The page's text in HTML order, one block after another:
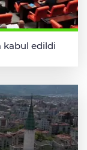
kabul edildi